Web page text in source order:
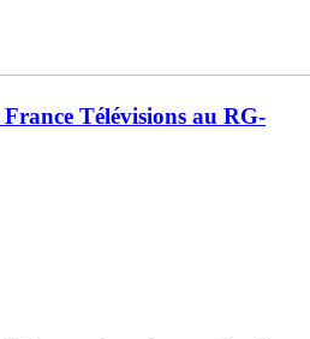
Télévisions au RG-